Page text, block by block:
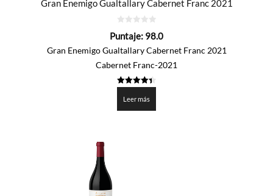
Gran Enemigo Gualtallary Cabernet Franc 2021
de
Puntaje: 98.0
Gran Enemigo Gualtallary Cabernet Franc 2021
Cabernet Franc-2021
de 5
Leer más